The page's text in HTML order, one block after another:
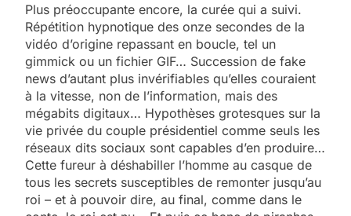
Plus préoccupante encore, la curée qui a suivi.
Répétition hypnotique des onze secondes de la
vidéo d’origine repassant en boucle, tel un
gimmick ou un fichier GIF… Succession de fake
news d’autant plus invérifiables qu’elles couraient
à la vitesse, non de l’information, mais des
mégabits digitaux… Hypothèses grotesques sur la
vie privée du couple présidentiel comme seuls les
réseaux dits sociaux sont capables d’en produire…
Cette fureur à déshabiller l’homme au casque de
tous les secrets susceptibles de remonter jusqu’au
roi – et à pouvoir dire, au final, comme dans le